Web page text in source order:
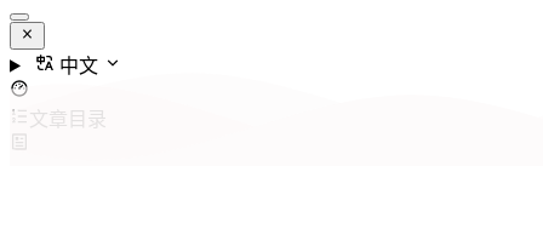
中文
文章目录